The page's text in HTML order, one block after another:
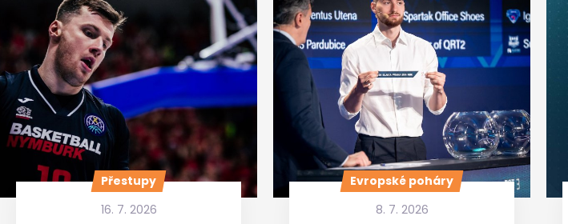
Přestupy
16. 7. 2026
Evropské poháry
8. 7. 2026